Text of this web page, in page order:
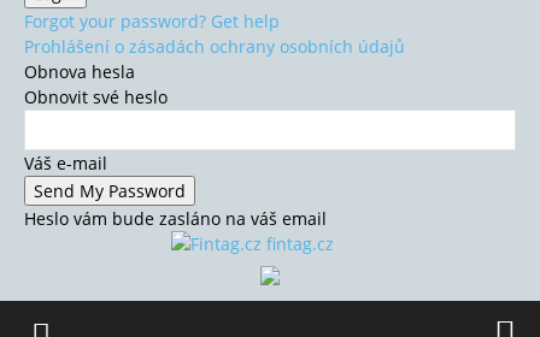
Forgot your password? Get help
Prohlášení o zásadách ochrany osobních údajů
Obnova hesla
Obnovit své heslo
Váš e-mail
Heslo vám bude zasláno na váš email
fintag.cz